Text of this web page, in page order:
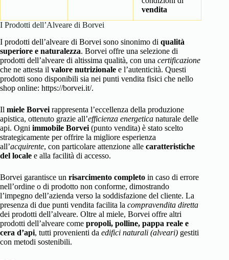
vendita
I Prodotti dell’Alveare di Borvei
I prodotti dell’alveare di Borvei sono sinonimo di qualità
superiore e naturalezza. Borvei offre una selezione di
prodotti dell’alveare di altissima qualità, con una certificazione
che ne attesta il valore nutrizionale e l’autenticità. Questi
prodotti sono disponibili sia nei punti vendita fisici che nello
shop online: https://borvei.it/.
Il miele Borvei rappresenta l’eccellenza della produzione
apistica, ottenuto grazie all’efficienza energetica naturale delle
api. Ogni immobile Borvei (punto vendita) è stato scelto
strategicamente per offrire la migliore esperienza
all’acquirente, con particolare attenzione alle caratteristiche
del locale e alla facilità di accesso.
Borvei garantisce un risarcimento completo in caso di errore
nell’ordine o di prodotto non conforme, dimostrando
l’impegno dell’azienda verso la soddisfazione del cliente. La
presenza di due punti vendita facilita la compravendita diretta
dei prodotti dell’alveare. Oltre al miele, Borvei offre altri
prodotti dell’alveare come propoli, polline, pappa reale e
cera d’api, tutti provenienti da edifici naturali (alveari) gestiti
con metodi sostenibili.